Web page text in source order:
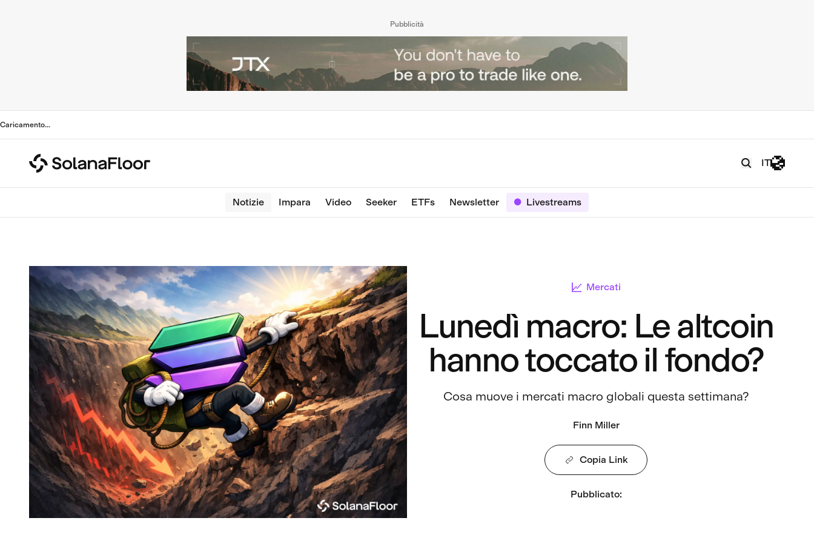
Pubblicità
Caricamento...
IT
Notizie Impara Video Seeker ETFs Newsletter Livestreams
Mercati
Lunedì macro: Le altcoin
hanno toccato il fondo?
Cosa muove i mercati macro globali questa settimana?
Finn Miller
Copia Link
Pubblicato: